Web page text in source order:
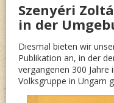
Szenyéri
in der
Diesmal bieten wir
Publikation an, in der
vergangenen 300
Volksgruppe in Ungarn